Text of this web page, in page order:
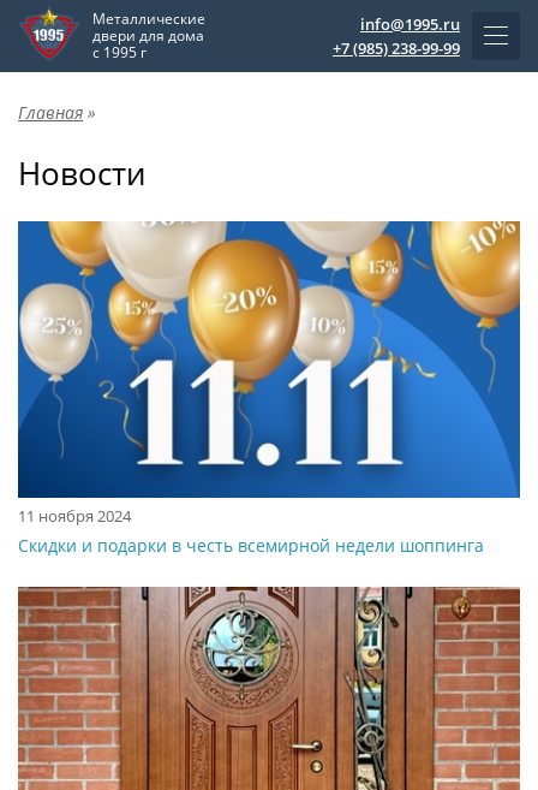
Металлические
двери для дома
с 1995 г
info@1995.ru
+7 (985) 238-99-99
Главная »
Новости
11 ноября 2024
Скидки и подарки в честь всемирной недели шоппинга